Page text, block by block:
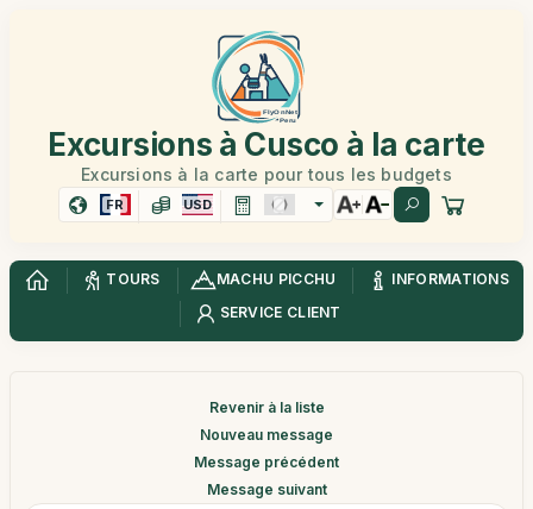
Excursions à Cusco à la carte
Excursions à la carte pour tous les budgets
FR USD
TOURS MACHU PICCHU
INFORMATIONS
SERVICE CLIENT
Revenir à la liste
Nouveau message
Message précédent
Message suivant